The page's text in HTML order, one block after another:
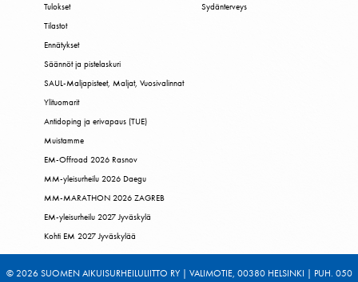
Tulokset
Tilastot
Ennätykset
Säännöt ja pistelaskuri
SAUL-Maljapisteet, Maljat, Vuosivalinnat
Ylituomarit
Antidoping ja erivapaus (TUE)
Muistamme
EM-Offroad 2026 Rasnov
MM-yleisurheilu 2026 Daegu
MM-MARATHON 2026 ZAGREB
EM-yleisurheilu 2027 Jyväskylä
Kohti EM 2027 Jyväskylää
Sydänterveys
© 2026 SUOMEN AIKUISURHEILULIITTO RY | VALIMOTIE, 00380 HELSINKI | PUH. 050